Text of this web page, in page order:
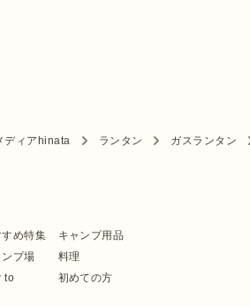
ディアhinata ランタン ガスランタン
すめ特集
キャンプ用品
ンプ場
料理
to
初めての方